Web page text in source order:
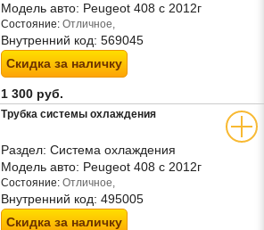
Модель авто: Peugeot 408 с 2012г
Состояние: Отличное,
Внутренний код: 569045
Скидка за наличку
1 300 руб.
Трубка системы охлаждения
Раздел: Система охлаждения
Модель авто: Peugeot 408 с 2012г
Состояние: Отличное,
Внутренний код: 495005
Скидка за наличку